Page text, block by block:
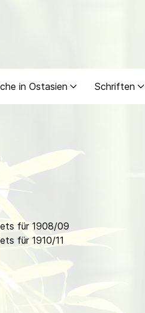
in Ostasien Schriften
für 1908/09
für 1910/11